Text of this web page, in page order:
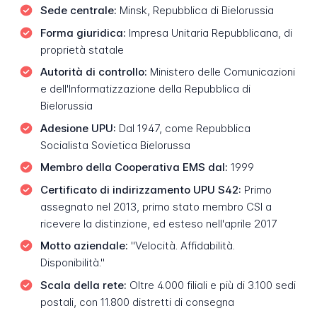
Sede centrale: Minsk, Repubblica di Bielorussia
Forma giuridica: Impresa Unitaria Repubblicana, di
proprietà statale
Autorità di controllo: Ministero delle Comunicazioni
e dell'Informatizzazione della Repubblica di
Bielorussia
Adesione UPU: Dal 1947, come Repubblica
Socialista Sovietica Bielorussa
Membro della Cooperativa EMS dal: 1999
Certificato di indirizzamento UPU S42: Primo
assegnato nel 2013, primo stato membro CSI a
ricevere la distinzione, ed esteso nell'aprile 2017
Motto aziendale: "Velocità. Affidabilità.
Disponibilità."
Scala della rete: Oltre 4.000 filiali e più di 3.100 sedi
postali, con 11.800 distretti di consegna